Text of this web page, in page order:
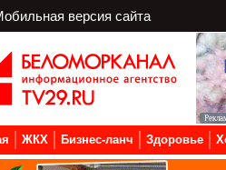
версия сайта
ЖКХ Бизнес-ланч Здоровье